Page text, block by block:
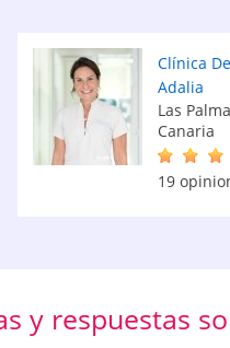
Clínica
Adalia
Las
Canaria
19
y respuestas